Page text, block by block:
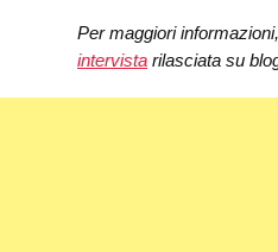
Per maggiori
intervista rilasciata su